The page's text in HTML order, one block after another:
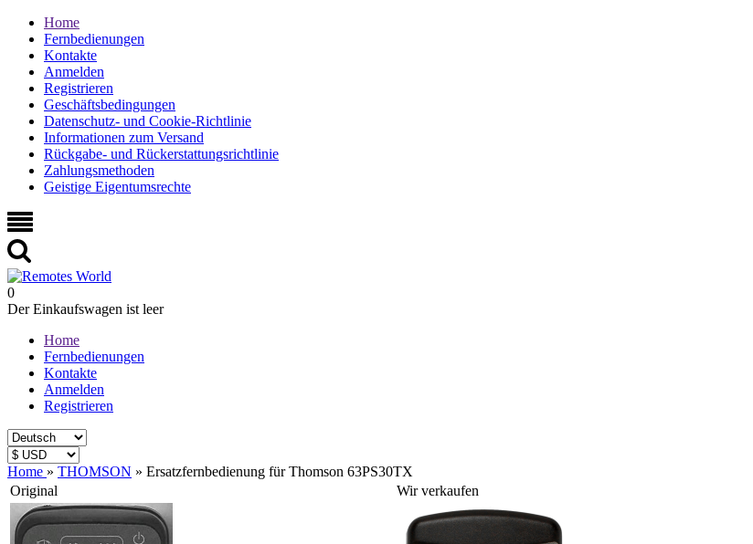
Home
Fernbedienungen
Kontakte
Anmelden
Registrieren
Geschäftsbedingungen
Datenschutz- und Cookie-Richtlinie
Informationen zum Versand
Rückgabe- und Rückerstattungsrichtlinie
Zahlungsmethoden
Geistige Eigentumsrechte
0
Der Einkaufswagen ist leer
Home
Fernbedienungen
Kontakte
Anmelden
Registrieren
Home » THOMSON » Ersatzfernbedienung für Thomson 63PS30TX
Original
Wir verkaufen